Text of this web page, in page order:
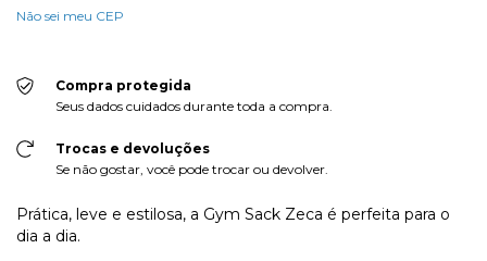
Não sei meu CEP
Compra protegida
Seus dados cuidados durante toda a compra.
Trocas e devoluções
Se não gostar, você pode trocar ou devolver.
Prática, leve e estilosa, a Gym Sack Zeca é perfeita para o
dia a dia.